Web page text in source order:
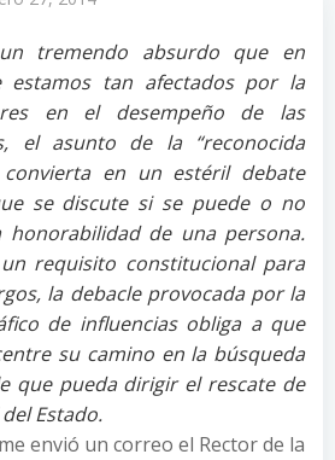
tremendo absurdo que en
estamos tan afectados por la
en el desempeño de las
el asunto de la “reconocida
convierta en un estéril debate
se discute si se puede o no
de una persona.
requisito constitucional para
la debacle provocada por la
de influencias obliga a que
su camino en la búsqueda
que pueda dirigir el rescate de
Estado.
envió un correo el Rector de la